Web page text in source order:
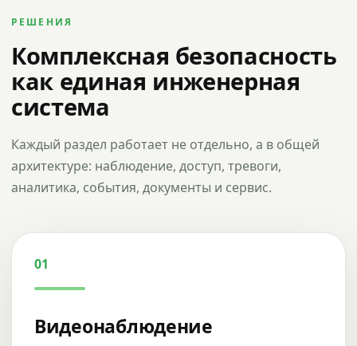
РЕШЕНИЯ
Комплексная безопасность
как единая инженерная
система
Каждый раздел работает не отдельно, а в общей
архитектуре: наблюдение, доступ, тревоги,
аналитика, события, документы и сервис.
01
Видеонаблюдение